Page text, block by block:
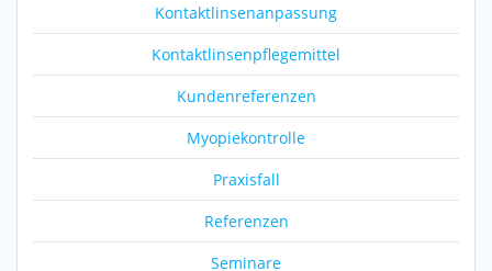
Kontaktlinsenanpassung
Kontaktlinsenpflegemittel
Kundenreferenzen
Myopiekontrolle
Praxisfall
Referenzen
Seminare